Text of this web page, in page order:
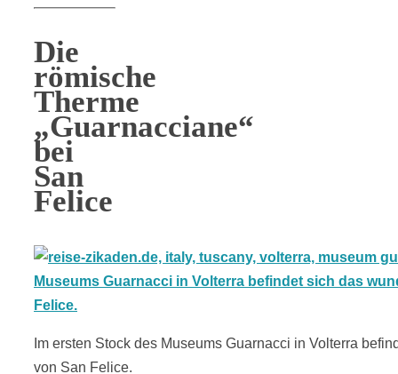
Die
römische
Therme
„Guarnacciane“
bei
San
Felice
Im ersten Stock des Museums Guarnacci in Volterra
von San Felice.